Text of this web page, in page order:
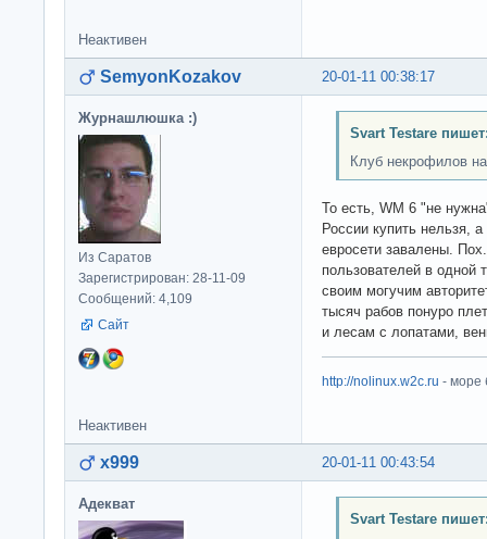
Неактивен
20-01-11 00:38:17
SemyonKozakov
Журнашлюшка :)
Из Саратов
Зарегистрирован: 28-11-09
Сообщений: 4,109
Сайт
Svart Testare
Клуб некрофилов
То есть, WM 6 "не
России купить нельзя,
евросети завалены.
пользователей в
своим могучим
тысяч рабов понуро
и лесам с лопатами,
http://nolinux.w2c.ru - море
Неактивен
20-01-11 00:43:54
x999
Адекват
Svart Testare